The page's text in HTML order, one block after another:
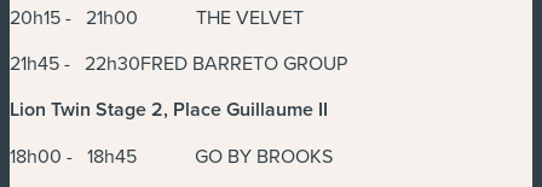
20h15 - 21h00 THE VELVET
21h45 - 22h30FRED BARRETO GROUP
Lion Twin Stage 2, Place Guillaume II
18h00 - 18h45 GO BY BROOKS